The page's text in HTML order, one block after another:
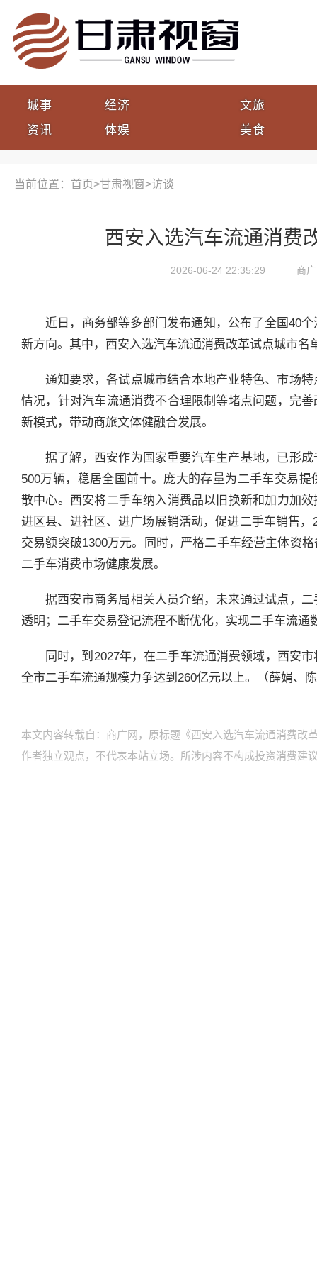
城事
资讯
经济
体娱
文旅
美食
当前位置：首页>甘肃视窗>访谈
西安入选汽车流通消费
2026-06-24 22:35:29 商
近日，商务部等多部门发布通知，公布了全国40
新方向。其中，西安入选汽车流通消费改革试点城市
通知要求，各试点城市结合本地产业特色、市场
情况，针对汽车流通消费不合理限制等堵点问题，完
新模式，带动商旅文体健融合发展。
据了解，西安作为国家重要汽车生产基地，已形
500万辆，稳居全国前十。庞大的存量为二手车交易
散中心。西安将二手车纳入消费品以旧换新和加力加
进区县、进社区、进广场展销活动，促进二手车销售
交易额突破1300万元。同时，严格二手车经营主体资
二手车消费市场健康发展。
据西安市商务局相关人员介绍，未来通过试点，
透明；二手车交易登记流程不断优化，实现二手车流通
同时，到2027年，在二手车流通消费领域，西安
全市二手车流通规模力争达到260亿元以上。（薛娟、
本文内容转载自：商广网，原标题《西安入选汽车流通消费改
作者独立观点，不代表本站立场。所涉内容不构成投资消费建